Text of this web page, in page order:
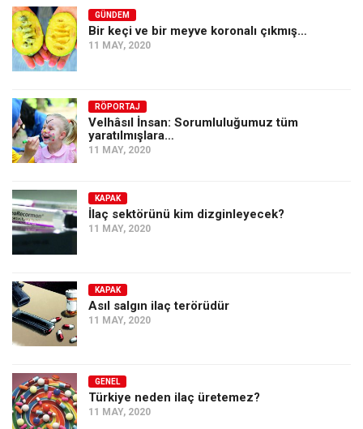
GÜNDEM
Bir keçi ve bir meyve koronalı çıkmış…
11 MAY, 2020
RÖPORTAJ
Velhâsıl İnsan: Sorumluluğumuz tüm
yaratılmışlara…
11 MAY, 2020
KAPAK
İlaç sektörünü kim dizginleyecek?
11 MAY, 2020
KAPAK
Asıl salgın ilaç terörüdür
11 MAY, 2020
GENEL
Türkiye neden ilaç üretemez?
11 MAY, 2020